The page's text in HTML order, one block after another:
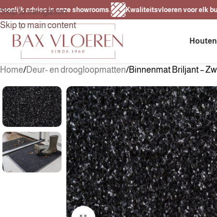
Skip to navigation
Skip to main content
advies in onze showrooms. Kwaliteitsvloeren voor elk budget.
Home Deur- en droogloopmatten Binnenmat Briljant –